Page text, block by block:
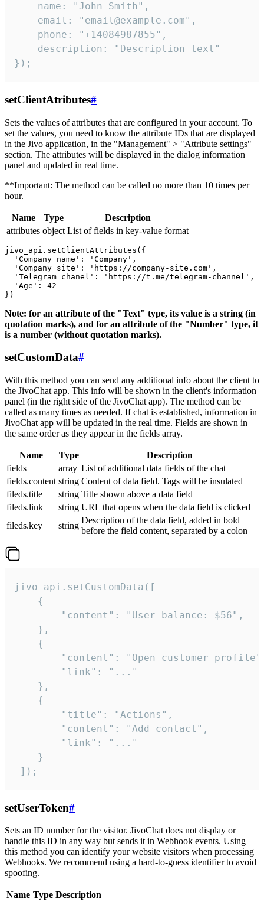
    name: "John Smith",
    email: "email@example.com",
    phone: "+14084987855",
    description: "Description text"
});
setClientAtributes#
Sets the values ​​of attributes that are configured in your account. To
set the values, you need to know the attribute IDs that are displayed
in the Jivo application, in the "Management" > "Attribute settings"
section. The attributes will be displayed in the dialog information
panel and updated in real time.
**Important: The method can be called no more than 10 times per
hour.
Name Type
Description
attributes object List of fields in key-value format
jivo_api.setClientAttributes({
  'Company_name': 'Company',
  'Company_site': 'https://company-site.com',
  'Telegram_chanel': 'https://t.me/telegram-channel',
  'Age': 42
Note: for an attribute of the "Text" type, its value is a string (in
quotation marks), and for an attribute of the "Number" type, it
is a number (without quotation marks).
setCustomData#
With this method you can send any additional info about the client to
the JivoChat app. This info will be shown in the client's information
panel (in the right side of the JivoChat app). The method can be
called as many times as needed. If chat is established, information in
JivoChat app will be updated in the real time. Fields are shown in
the same order as they appear in the fields array.
Name Type
Description
fields
array List of additional data fields of the chat
fields.content string Content of data field. Tags will be insulated
fileds.title
string Title shown above a data field
fileds.link
string URL that opens when the data field is clicked
fileds.key
string
Description of the data field, added in bold
before the field content, separated by a colon
jivo_api.setCustomData([
    {
        "content": "User balance: $56",
    },
    {
"content": "Open customer
        "link": "..."
    },
    {
        "title": "Actions",
        "content": "Add contact",
        "link": "..."
    }
]);
setUserToken#
Sets an ID number for the visitor. JivoChat does not display or
handle this ID in any way but sends it in Webhook events. Using
this method you can identify your website visitors when processing
Webhooks. We recommend using a hard-to-guess identifier to avoid
spoofing.
Name Type Description